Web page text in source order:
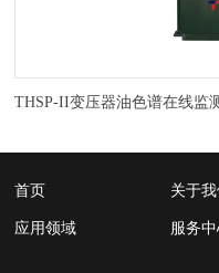
THSP-II变压器油色谱在线监
首页 关于我
应用领域 服务